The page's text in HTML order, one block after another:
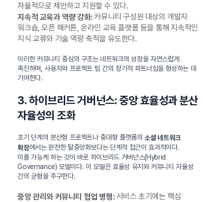
자율적으로 제안하고 지원할 수 있다.
지속적 교육과 역량 강화:커뮤니티 구성원 대상의 개발자
워크숍, 오픈 해커톤, 온라인 교육 플랫폼 등을 통해 지속적인
지식 교류와 기술 역량 축적을 유도한다.
이러한 커뮤니티 중심의 구조는 네트워크의 성장을 자연스럽게
촉진하며, 사용자와 프로젝트 팀 간의 장기적 파트너십을 형성하는 데
기여한다.
3. 하이브리드 거버넌스: 중앙 효율성과 분산
자율성의 조화
초기 단계의 분산형 프로젝트나 중대형 플랫폼의소셜 네트워크
확장에서는 완전한 탈중앙화보다는 단계적 접근이 효과적이다.
이를 가능케 하는 것이 바로 하이브리드 거버넌스(Hybrid
Governance) 모델이다. 이 모델은 효율성 유지와 커뮤니티 자율성
간의 균형을 추구한다.
중앙 관리와 커뮤니티 협업 병행:서비스 초기에는 핵심